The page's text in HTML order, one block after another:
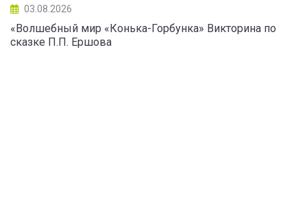
03.08.2026
«Волшебный мир «Конька-Горбунка» Викторина по
сказке П.П. Ершова